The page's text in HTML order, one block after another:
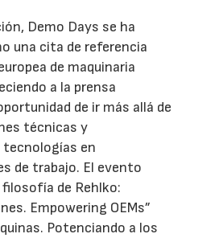
Demo Days se ha
una cita de referencia
de maquinaria
a la prensa
de ir más allá de
técnicas y
en
de trabajo. El evento
de Rehlko:
Empowering OEMs”
Potenciando a los